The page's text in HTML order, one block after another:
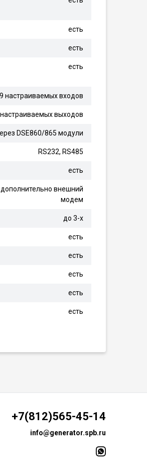
есть
есть
есть
9 настраиваемых входов
выходов
DSE860/865 модули
RS232, RS485
есть
внешний
модем
до 3-х
есть
есть
есть
есть
есть
+7(812)565-45-14
info@generator.spb.ru